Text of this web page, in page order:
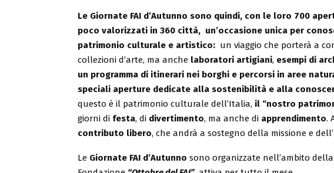
Le Giornate FAI d’Autunno sono quindi, con le loro 700
poco valorizzati in 360 città, un’occasione unica per
patrimonio culturale e artistico: un viaggio che porterà a
collezioni d’arte, ma anche laboratori artigiani, esempi di
un programma di itinerari nei borghi e percorsi in aree
speciali aperture dedicate alla sostenibilità e alla
questo è il patrimonio culturale dell’Italia, il “nostro
giorni di festa, di divertimento, ma anche di apprendimento.
contributo libero, che andrà a sostegno della missione e
Le Giornate FAI d’Autunno sono organizzate nell’ambito